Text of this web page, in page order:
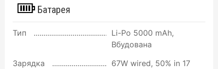
Батарея
Тип
Li-Po 5000 mAh,
Вбудована
Зарядка
67W wired, 50% in 17